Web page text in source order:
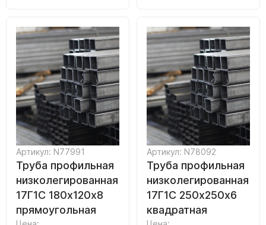
Артикул: N77991
Труба профильная
низколегированная
17Г1С 180х120х8
прямоугольная
Артикул: N78092
Труба профильная
низколегированная
17Г1С 250х250х6
квадратная